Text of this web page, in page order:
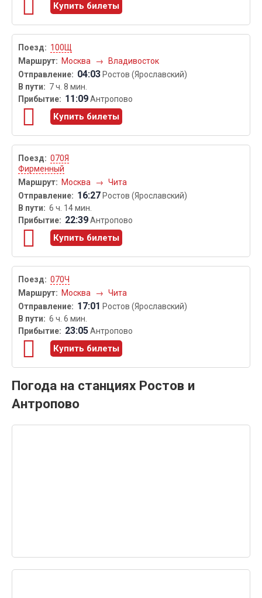
Купить билеты
100Щ
Москва
→ Владивосток
04:03 Ростов (Ярославский)
7 ч. 8 мин.
11:09Антропово
Купить билеты
070Я
Фирменный
Москва
→ Чита
16:27 Ростов (Ярославский)
6 ч. 14 мин.
22:39Антропово
Купить билеты
070Ч
Москва
→ Чита
17:01 Ростов (Ярославский)
6 ч. 6 мин.
23:05Антропово
Купить билеты
Погода на станциях Ростов и
Антропово